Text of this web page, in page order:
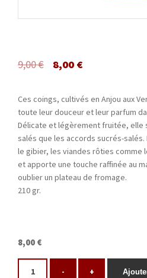
9,00€ 8,00 €
Ces coings, cultivés en Anjou aux
toute leur douceur et leur parfum
Délicate et légèrement fruitée, elle
salés que les accords sucrés-
le gibier, les viandes rôties comme
et apporte une touche raffinée au
oublier un plateau de fromage.
210 gr.
8,00 €
- +